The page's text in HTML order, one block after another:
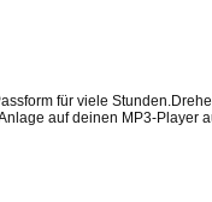
für viele
auf deinen MP3-Player